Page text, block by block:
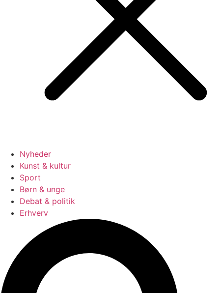
Nyheder
Kunst & kultur
Sport
Børn & unge
Debat & politik
Erhverv